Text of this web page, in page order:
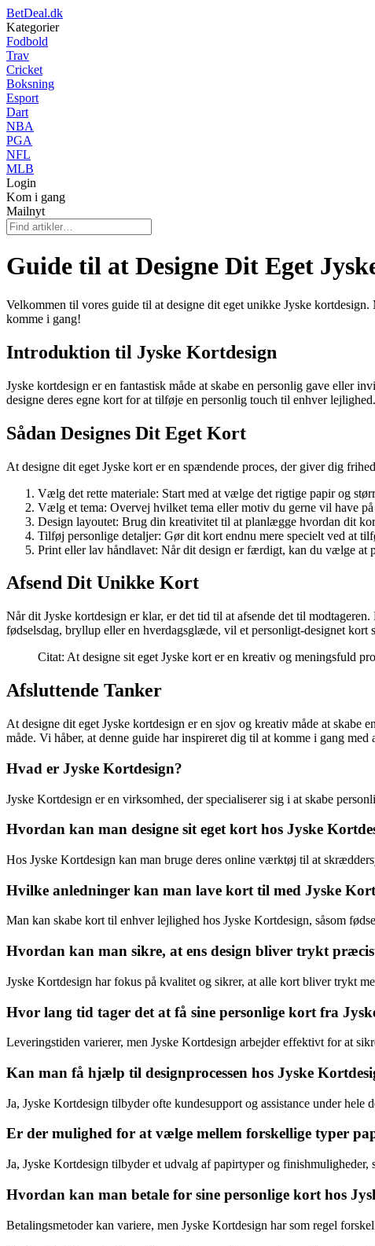
BetDeal.dk
Kategorier
Fodbold
Trav
Cricket
Boksning
Esport
Dart
NBA
PGA
NFL
MLB
Login
Kom i gang
Mailnyt
Guide til at Designe Dit Eget
Velkommen til vores guide til at designe dit eget unikke Jyske
komme i gang!
Introduktion til Jyske Kortdesign
Jyske kortdesign er en fantastisk måde at skabe en personlig gave eller
designe deres egne kort for at tilføje en personlig touch til enhver lejlighed.
Sådan Designes Dit Eget Kort
At designe dit eget Jyske kort er en spændende proces, der giver dig
Vælg det rette materiale: Start med at vælge det rigtige papir og
Vælg et tema: Overvej hvilket tema eller motiv du gerne vil have
Design layoutet: Brug din kreativitet til at planlægge hvordan dit
Tilføj personlige detaljer: Gør dit kort endnu mere specielt ved at
Print eller lav håndlavet: Når dit design er færdigt, kan du vælge at
Afsend Dit Unikke Kort
Når dit Jyske kortdesign er klar, er det tid til at afsende det til
fødselsdag, bryllup eller en hverdagsglæde, vil et personligt-designet kort
Citat: At designe sit eget Jyske kort er en kreativ og meningsfuld
Afsluttende Tanker
At designe dit eget Jyske kortdesign er en sjov og kreativ måde at
måde. Vi håber, at denne guide har inspireret dig til at komme i gang med
Hvad er Jyske Kortdesign?
Jyske Kortdesign er en virksomhed, der specialiserer sig i at skabe
Hvordan kan man designe sit eget kort hos Jyske
Hos Jyske Kortdesign kan man bruge deres online værktøj til at
Hvilke anledninger kan man lave kort til med Jyske
Man kan skabe kort til enhver lejlighed hos Jyske Kortdesign, såsom
Hvordan kan man sikre, at ens design bliver trykt
Jyske Kortdesign har fokus på kvalitet og sikrer, at alle kort bliver trykt
Hvor lang tid tager det at få sine personlige kort fra
Leveringstiden varierer, men Jyske Kortdesign arbejder effektivt for at
Kan man få hjælp til designprocessen hos Jyske
Ja, Jyske Kortdesign tilbyder ofte kundesupport og assistance under hele
Er der mulighed for at vælge mellem forskellige typer
Ja, Jyske Kortdesign tilbyder et udvalg af papirtyper og finishmuligheder,
Hvordan kan man betale for sine personlige kort hos
Betalingsmetoder kan variere, men Jyske Kortdesign har som regel